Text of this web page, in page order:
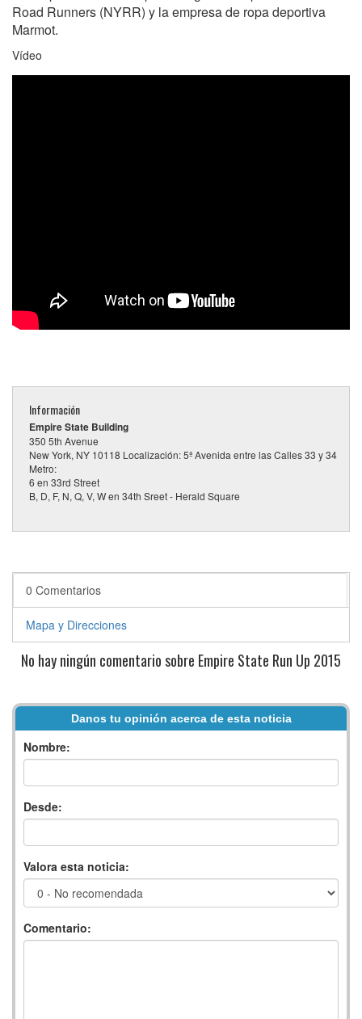
Road Runners (NYRR) y la empresa de ropa deportiva
Marmot.
Vídeo
Información
Empire State Building
350 5th Avenue
New York, NY 10118 Localización: 5ª Avenida entre las Calles 33 y 34
Metro:
6 en 33rd Street
B, D, F, N, Q, V, W en 34th Sreet - Herald Square
0 Comentarios
Mapa y Direcciones
No hay ningún comentario sobre Empire State Run Up 2015
Danos tu opinión acerca de esta noticia
Nombre:
Desde:
Valora esta noticia:
Comentario: